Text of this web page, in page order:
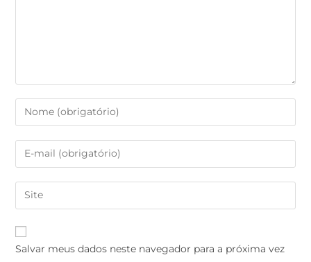
Salvar meus dados neste navegador para a próxima vez